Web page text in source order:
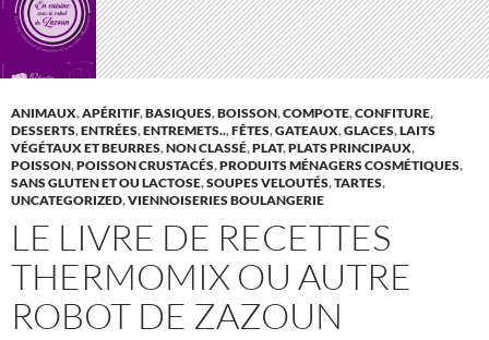
ANIMAUX,APÉRITIF,BASIQUES,BOISSON,COMPOTE,CONFITURE,
DESSERTS,ENTRÉES,ENTREMETS..,FÊTES,GATEAUX,GLACES,LAITS
VÉGÉTAUX ET BEURRES,NON CLASSÉ,PLAT,PLATS PRINCIPAUX,
POISSON,POISSON CRUSTACÉS,PRODUITS MÉNAGERS COSMÉTIQUES,
SANS GLUTEN ET OU LACTOSE,SOUPES VELOUTÉS,TARTES,
UNCATEGORIZED,VIENNOISERIES BOULANGERIE
LE LIVRE DE RECETTES
THERMOMIX OU AUTRE
ROBOT DE ZAZOUN